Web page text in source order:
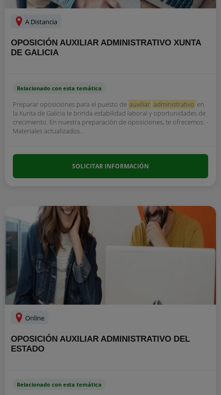
A Distancia
OPOSICIÓN AUXILIAR ADMINISTRATIVO XUNTA
DE GALICIA
Relacionado con esta temática
Preparar oposiciones para el puesto de auxiliar administrativo en
la Xunta de Galicia te brinda estabilidad laboral y oportunidades de
crecimiento. En nuestra preparación de oposiciones, te ofrecemos: -
Materiales actualizados...
SOLICITAR INFORMACIÓN
Online
OPOSICIÓN AUXILIAR ADMINISTRATIVO DEL
ESTADO
Relacionado con esta temática